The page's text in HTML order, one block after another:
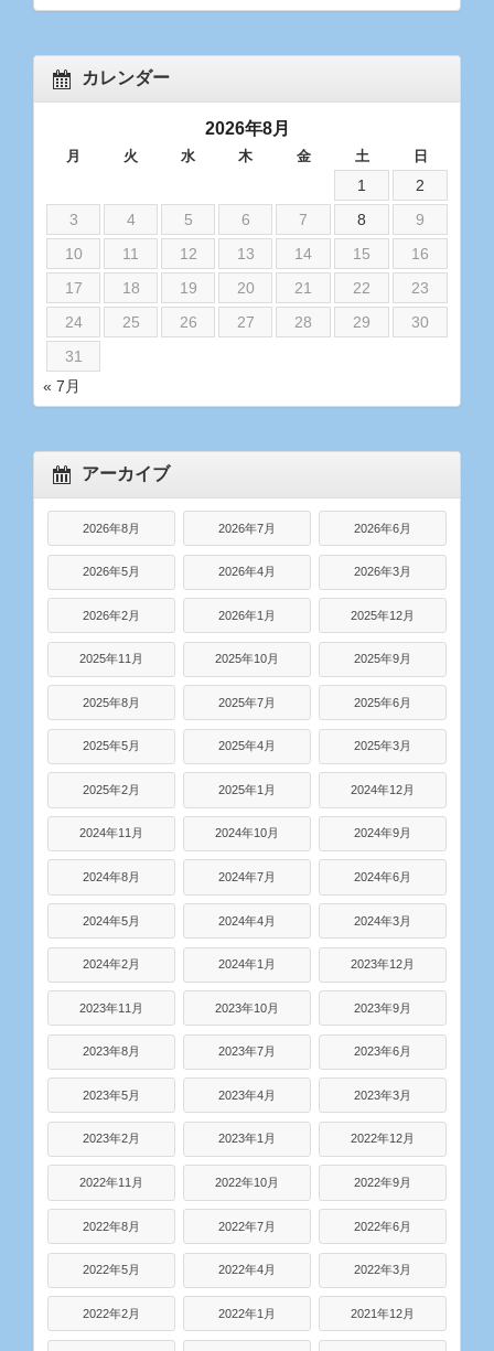
カレンダー
2026年8月
月 火 水 木 金 土 日
1
2
3
4 5 6 7 8
9
10
11 12 13 14 15
16
17
18 19 20 21 22
23
24
25 26 27 28 29
30
31
« 7月
アーカイブ
2026年8月 2026年7月 2026年6月
2026年5月 2026年4月 2026年3月
2026年2月 2026年1月 2025年12月
2025年11月 2025年10月 2025年9月
2025年8月 2025年7月 2025年6月
2025年5月 2025年4月 2025年3月
2025年2月 2025年1月 2024年12月
2024年11月 2024年10月 2024年9月
2024年8月 2024年7月 2024年6月
2024年5月 2024年4月 2024年3月
2024年2月 2024年1月 2023年12月
2023年11月 2023年10月 2023年9月
2023年8月 2023年7月 2023年6月
2023年5月 2023年4月 2023年3月
2023年2月 2023年1月 2022年12月
2022年11月 2022年10月 2022年9月
2022年8月 2022年7月 2022年6月
2022年5月 2022年4月 2022年3月
2022年2月 2022年1月 2021年12月